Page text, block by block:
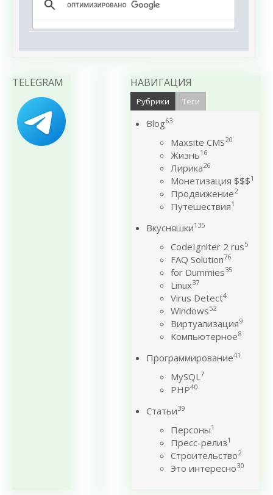
TELEGRAM НАВИГАЦИЯ
Рубрики Теги
Blog63
Maxsite CMS20
Жизнь16
Лирика26
Монетизация $$$1
Продвижение2
Путешествия1
Вкусняшки135
CodeIgniter 2 rus5
FAQ Solution76
for Dummies35
Linux37
Virus Detect4
Windows52
Виртуализация9
Компьютерное8
Программирование41
MySQL7
PHP40
Статьи39
Персоны1
Пресс-релиз1
Строительство2
Это интересно30